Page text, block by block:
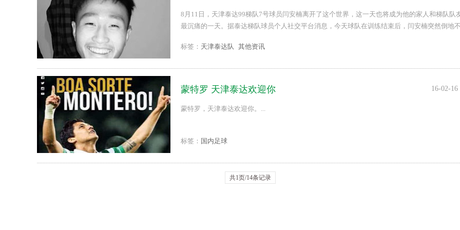
8月11日，天津泰达99梯队7号球员闫安楠离开了这个世界，这一天也将成为他的家人和梯队队
最沉痛的一天。据泰达梯队球员个人社交平台消息，今天球队在训练结束后，闫安楠突然倒地
标签： 天津泰达队 其他资讯
16-02-16
蒙特罗 天津泰达欢迎你
蒙特罗，天津泰达欢迎你。...
标签： 国内足球
共1页/14条记录